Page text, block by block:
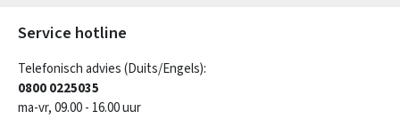
Service hotline
Telefonisch advies (Duits/Engels):
0800 0225035
ma-vr, 09.00 - 16.00 uur